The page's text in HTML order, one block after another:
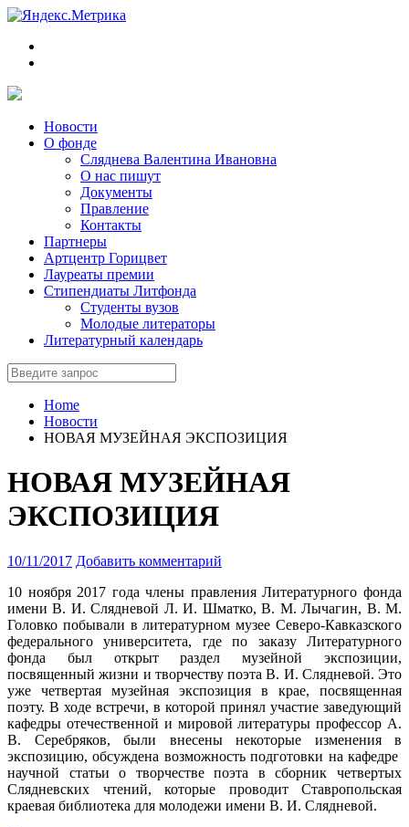
Новости
О фонде
Сляднева Валентина Ивановна
О нас пишут
Документы
Правление
Контакты
Партнеры
Артцентр Горицвет
Лауреаты премии
Стипендиаты Литфонда
Студенты вузов
Молодые литераторы
Литературный календарь
Home
Новости
НОВАЯ МУЗЕЙНАЯ ЭКСПОЗИЦИЯ
НОВАЯ МУЗЕЙНАЯ
ЭКСПОЗИЦИЯ
10/11/2017 Добавить комментарий
10 ноября 2017 года члены правления Литературного фонда
имени В. И. Слядневой Л. И. Шматко, В. М. Лычагин, В. М.
Головко побывали в литературном музее Северо-Кавказского
федерального университета, где по заказу Литературного
фонда был открыт раздел музейной экспозиции,
посвященный жизни и творчеству поэта В. И. Слядневой. Это
уже четвертая музейная экспозиция в крае, посвященная
поэту. В ходе встречи, в которой принял участие заведующий
кафедры отечественной и мировой литературы профессор А.
В. Серебряков, были внесены некоторые изменения в
экспозицию, обсуждена возможность подготовки на кафедре
научной статьи о творчестве поэта в сборник четвертых
Слядневских чтений, которые проводит Ставропольская
краевая библиотека для молодежи имени В. И. Слядневой.